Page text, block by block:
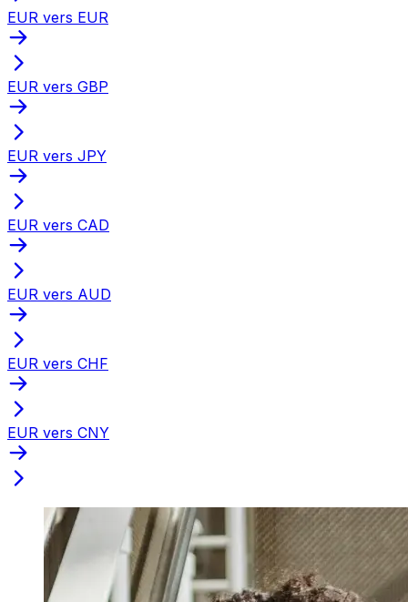
EUR vers EUR
EUR vers GBP
EUR vers JPY
EUR vers CAD
EUR vers AUD
EUR vers CHF
EUR vers CNY